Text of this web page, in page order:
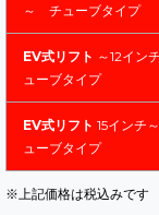
～ チューブタイプ
EV式リフト ～12イン
ューブタイプ
EV式リフト 15インチ
ューブタイプ
※上記価格は税込みです